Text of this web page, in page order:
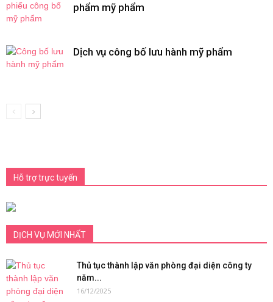
phẩm mỹ phẩm
Dịch vụ công bố lưu hành mỹ phẩm
Hỗ trợ trực tuyến
DỊCH VỤ MỚI NHẤT
Thủ tục thành lập văn phòng đại diện công ty
năm...
16/12/2025